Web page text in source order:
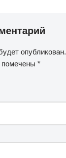
опубликован.
*